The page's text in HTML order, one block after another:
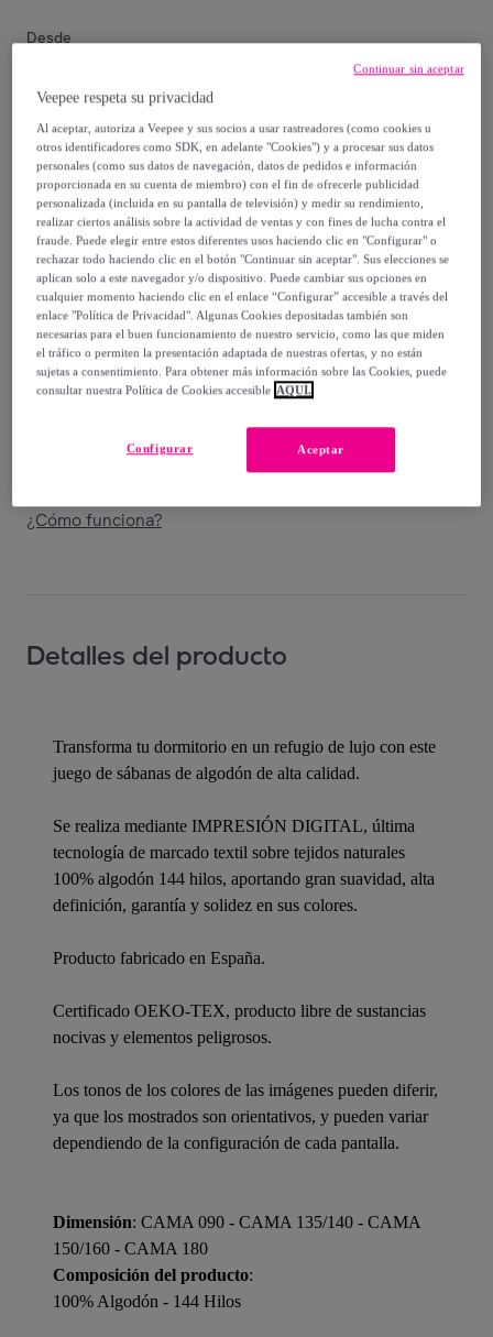
Desde
29 €
54,00 €
-44%
Vendido porCreaciones Euromoda
Entrega
Entrega desde2,95 €
Gratis desde 39,94 € de compra
Entrega: Entre el10/08
¿Cómo funciona?
Detalles del producto
Transforma tu dormitorio en un refugio de lujo con este
juego de sábanas de algodón de alta calidad.
Se realiza mediante IMPRESIÓN DIGITAL, última
tecnología de marcado textil sobre tejidos naturales
100% algodón 144 hilos, aportando gran suavidad, alta
definición, garantía y solidez en sus colores.
Producto fabricado en España.
Certificado OEKO-TEX, producto libre de sustancias
nocivas y elementos peligrosos.
Los tonos de los colores de las imágenes pueden diferir,
ya que los mostrados son orientativos, y pueden variar
dependiendo de la configuración de cada pantalla.
Dimensión: CAMA 090 - CAMA 135/140 - CAMA
150/160 - CAMA 180
Composición del producto:
100% Algodón - 144 Hilos
Veepee respeta su privacidad
Al aceptar, autoriza a Veepee y sus socios a usar rastreadores (como cookies u
otros identificadores como SDK, en adelante "Cookies") y a procesar sus datos
personales (como sus datos de navegación, datos de pedidos e información
proporcionada en su cuenta de miembro) con el fin de ofrecerle publicidad
personalizada (incluida en su pantalla de televisión) y medir su rendimiento,
realizar ciertos análisis sobre la actividad de ventas y con fines de lucha contra el
fraude. Puede elegir entre estos diferentes usos haciendo clic en "Configurar" o
rechazar todo haciendo clic en el botón "Continuar sin aceptar". Sus elecciones se
aplican solo a este navegador y/o dispositivo. Puede cambiar sus opciones en
cualquier momento haciendo clic en el enlace “Configurar” accesible a través del
enlace "Política de Privacidad". Algunas Cookies depositadas también son
necesarias para el buen funcionamiento de nuestro servicio, como las que miden
el tráfico o permiten la presentación adaptada de nuestras ofertas, y no están
sujetas a consentimiento. Para obtener más información sobre las Cookies, puede
consultar nuestra Política de Cookies accesible AQUÍ.
Aceptar
Configurar
Continuar sin aceptar